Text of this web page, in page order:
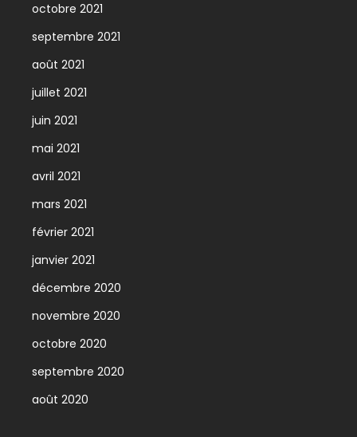
octobre 2021
septembre 2021
août 2021
juillet 2021
juin 2021
mai 2021
avril 2021
mars 2021
février 2021
janvier 2021
décembre 2020
novembre 2020
octobre 2020
septembre 2020
août 2020